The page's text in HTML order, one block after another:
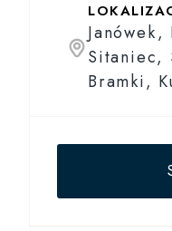
Janówek,
Sitaniec,
Bramki,